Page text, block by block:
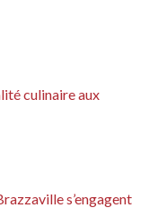
culinaire aux
s’engagent